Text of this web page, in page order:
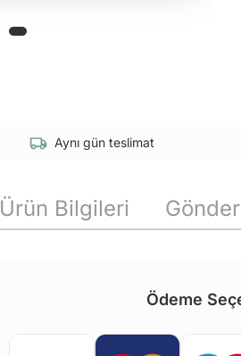
Aynı gün teslimat
Ürün Bilgileri
Ödeme